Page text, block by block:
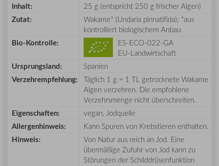
Inhalt:
25 g (entspricht 250 g frischer Algen)
Zutat:
Wakame* (Undaria pinnatifida); *aus
kontrolliert biologischem Anbau
Bio-Kontrolle:
ES-ECO-022-GA
EU-Landwirtschaft
Ursprungsland: Spanien
Verzehrempfehlung:
Täglich 1 g = 1 TL getrocknete Wakame
Algen verzehren. Die empfohlene
Verzehrsmenge nicht überschreiten.
Eigenschaften: vegan, Jodquelle
Allergenhinweis: Kann Spuren von Krebstieren enthalten.
Hinweis:
Von Natur aus reich an Jod. Eine
übermäßige Zufuhr von Jod kann zu
Störungen der Schilddrüsenfunktion